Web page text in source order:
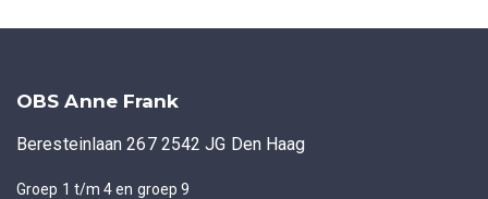
OBS Anne Frank
Beresteinlaan 267 2542 JG Den Haag
Groep 1 t/m 4 en groep 9